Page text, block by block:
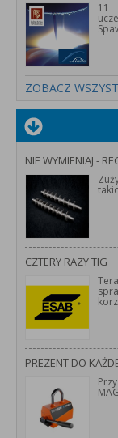
11
ZOBACZ
NIE WYMIENIAJ -
CZTERY RAZY TIG
PREZENT DO